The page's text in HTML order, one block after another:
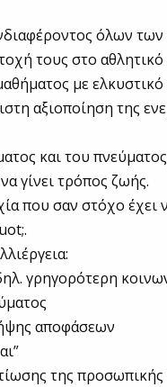
όλων
τους στο
με
αξιοποίηση της
και του
γίνει τρόπος ζωής.
που σαν στόχο έχει
γρηγορότερη
αποφάσεων
της